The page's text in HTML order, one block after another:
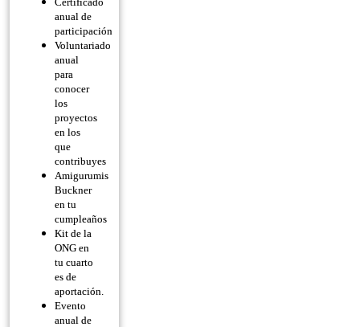
anual de
participación
Voluntariado
anual
para
conocer
los
proyectos
en los
que
contribuyes
Amigurumis
Buckner
en tu
cumpleaños
Kit de la
ONG en
tu cuarto
es de
aportación.
Evento
anual de